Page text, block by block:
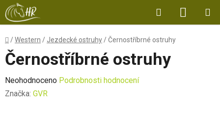
Přejít
na
obsah
Hledat
KOŠÍK
Domů
/Western / Jezdecké ostruhy / Černostříbrné ostruhy
Černostříbrné ostruhy
Průměrné
hodnocení
Neohodnoceno Podrobnosti hodnocení
Značka: GVR